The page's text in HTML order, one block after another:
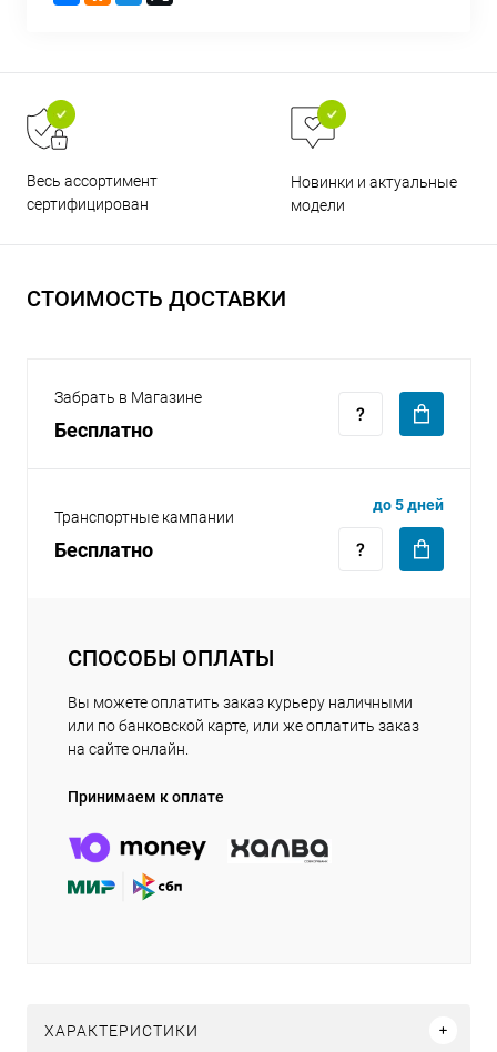
Весь ассортимент
сертифицирован
Новинки и актуальные
модели
СТОИМОСТЬ ДОСТАВКИ
Забрать в Магазине
Бесплатно
Транспортные кампании
Бесплатно
до 5 дней
СПОСОБЫ ОПЛАТЫ
Вы можете оплатить заказ курьеру наличными
или по банковской карте, или же оплатить заказ
на сайте онлайн.
Принимаем к оплате
ХАРАКТЕРИСТИКИ